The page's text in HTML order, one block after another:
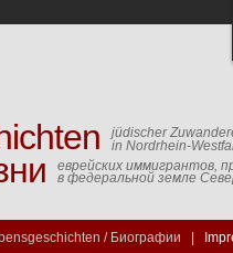
jüdischer
in Nordrhein-
еврейских иммигрантов,
в федеральной земле
/ Биографии